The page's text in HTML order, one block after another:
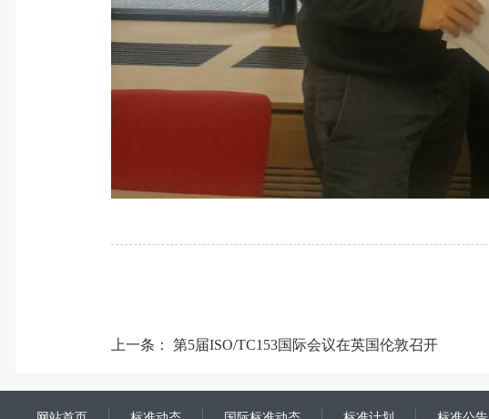
上一条： 第5届ISO/TC153国际会议在英国伦敦召开